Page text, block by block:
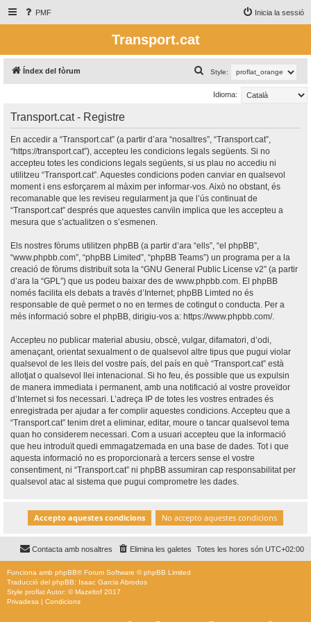
PMF Inicia la sessió
Transport.cat
Índex del fòrum Style:
e
a
Idioma:
Transport.cat - Registre
En accedir a “Transport.cat” (a partir d’ara “nosaltres”, “Transport.cat”,
“https://transport.cat”), accepteu les condicions legals següents. Si no
accepteu totes les condicions legals següents, si us plau no accediu ni
utilitzeu “Transport.cat”. Aquestes condicions poden canviar en qualsevol
moment i ens esforçarem al màxim per informar-vos. Això no obstant, és
recomanable que les reviseu regularment ja que l’ús continuat de
“Transport.cat” després que aquestes canvïin implica que les accepteu a
mesura que s’actualitzen o s’esmenen.
Els nostres fòrums utilitzen phpBB (a partir d’ara “ells”, “el phpBB”,
“www.phpbb.com”, “phpBB Limited”, “phpBB Teams”) un programa per a la
creació de fòrums distribuït sota la “GNU General Public License v2” (a partir
d’ara la “GPL”) que us podeu baixar des de www.phpbb.com . El phpBB
només facilita els debats a través d’Internet; phpBB Limted no és
responsable de què permet o no en termes de cotingut o conducta. Per a
més informació sobre el phpBB, dirigiu-vos a: https://www.phpbb.com/.
Accepteu no publicar material abusiu, obscè, vulgar, difamatori, d’odi,
amenaçant, orientat sexualment o de qualsevol altre tipus que pugui violar
qualsevol de les lleis del vostre país, del país en què “Transport.cat” està
allotjat o qualsevol llei intenacional. Si ho feu, és possible que us expulsin
de manera immediata i permanent, amb una notificació al vostre proveïdor
d’Internet si fos necessari. L’adreça IP de totes les vostres entrades és
enregistrada per ajudar a fer complir aquestes condicions. Accepteu que a
“Transport.cat” tenim dret a eliminar, editar, moure o tancar qualsevol tema
quan ho considerem necessari. Com a usuari accepteu que la informació
que heu introduït quedi emmagatzemada en una base de dades. Tot i que
aquesta informació no es proporcionarà a tercers sense el vostre
consentiment, ni “Transport.cat” ni phpBB assumiran cap responsabilitat per
qualsevol atac al sistema que pugui comprometre les dades.
Totes les hores són UTC+02:00
Elimina les galetes
Contacta amb nosaltres
Funciona amb phpBB® Forum Software © phpBB Limited
Traducció del phpBB: Isaac Garcia Abrodos
Style proflatAutor: ©Mazeltof 2017
Privadesa | Condicions